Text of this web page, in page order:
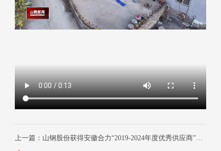
上一篇：山钢股份获得安徽合力“2019-2024年度优秀供应商”称号